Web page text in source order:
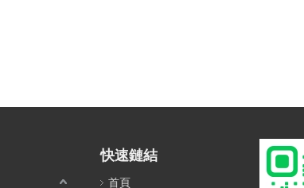
快速鏈結
首頁